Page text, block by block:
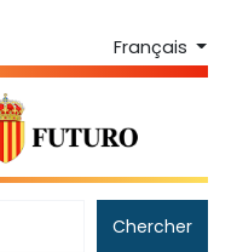
Français
Chercher